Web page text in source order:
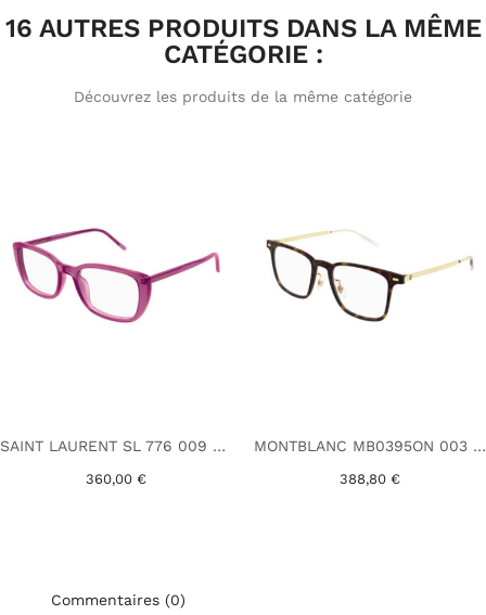
16 AUTRES PRODUITS DANS LA MÊME
CATÉGORIE :
Découvrez les produits de la même catégorie
SAINT LAURENT SL 776 009 ROSE
360,00 €
MONTBLANC MB0395ON 003 HAVANE
388,80 €
Commentaires (0)